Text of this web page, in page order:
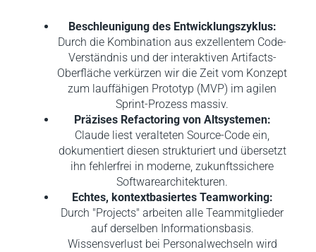
Beschleunigung des Entwicklungszyklus:
Durch die Kombination aus exzellentem Code-
Verständnis und der interaktiven Artifacts-
Oberfläche verkürzen wir die Zeit vom Konzept
zum lauffähigen Prototyp (MVP) im agilen
Sprint-Prozess massiv.
Präzises Refactoring von Altsystemen:
Claude liest veralteten Source-Code ein,
dokumentiert diesen strukturiert und übersetzt
ihn fehlerfrei in moderne, zukunftssichere
Softwarearchitekturen.
Echtes, kontextbasiertes Teamworking:
Durch "Projects" arbeiten alle Teammitglieder
auf derselben Informationsbasis.
Wissensverlust bei Personalwechseln wird